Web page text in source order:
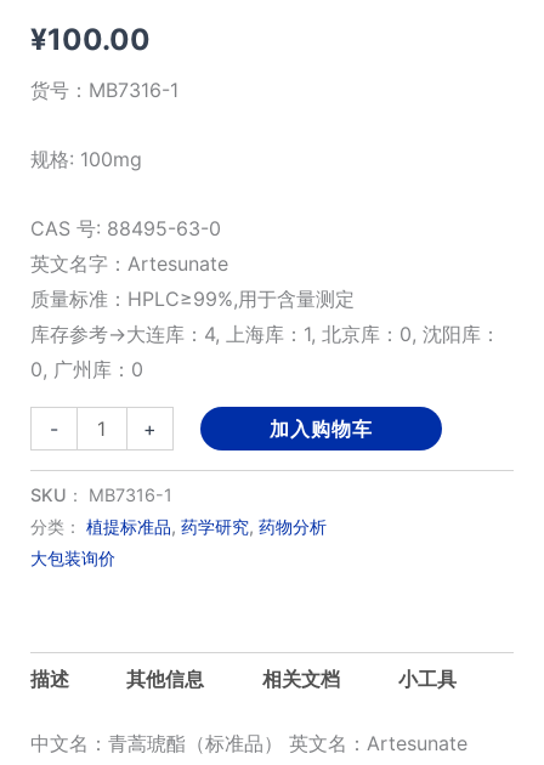
¥100.00
货号： MB7316-1
规格: 100mg
CAS 号: 88495-63-0
英文名字：Artesunate
质量标准：HPLC≥99%,用于含量测定
库存参考→大连库：4, 上海库：1, 北京库：0, 沈阳库：
0, 广州库：0
-
蒿
琥
酯
（标
数
+ 加入购物车
SKU： MB7316-1
分类： 植提标准品, 药学研究, 药物分析
大包装询价
描述 其他信息 相关文档 小工具
中文名：青蒿琥酯（标准品） 英文名：Artesunate